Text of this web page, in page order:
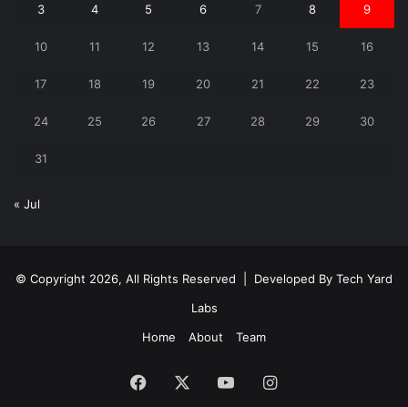
3 4 5 6 7 8 9
10 11 12 13 14 15 16
17 18 19 20 21 22 23
24 25 26 27 28 29 30
31
« Jul
© Copyright 2026, All Rights Reserved | Developed By Tech Yard
Labs
Home
About Team
Facebook YouTubeInstagram